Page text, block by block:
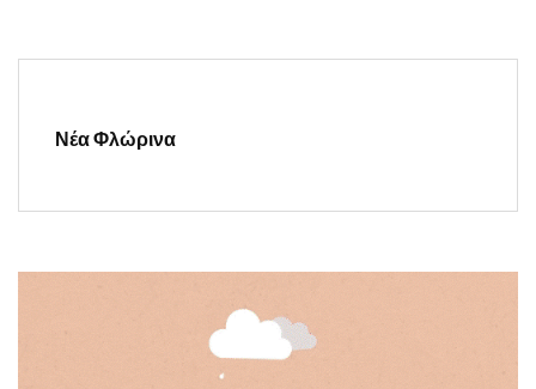
Νέα Φλώρινα